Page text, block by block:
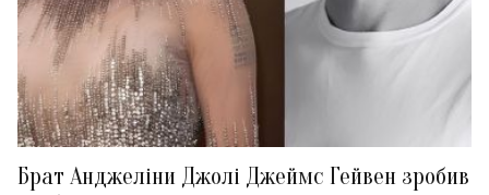
Брат Анджеліни Джолі Джеймс Гейвен зробив